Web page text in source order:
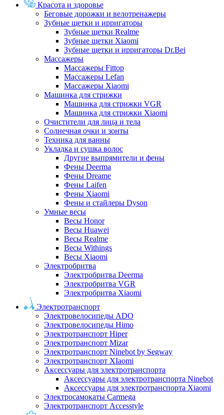
Красота и здоровье
Беговые дорожки и велотренажеры
Зубные щетки и ирригаторы
Зубные щетки Realme
Зубные щетки Xiaomi
Зубные щетки и ирригаторы Dr.Bei
Массажеры
Массажеры Fittop
Массажеры Lefan
Массажеры Xiaomi
Машинка для стрижки
Машинка для стрижки VGR
Машинка для стрижки Xiaomi
Очистители для лица и тела
Солнечная очки и зонты
Техника для ванны
Укладка и сушка волос
Другие выпрямители и фены
Фены Deerma
Фены Dreame
Фены Laifen
Фены Xiaomi
Фены и стайлеры Dyson
Умные весы
Весы Honor
Весы Huawei
Весы Realme
Весы Withings
Весы Xiaomi
Электробритва
Электробритва Deerma
Электробритва VGR
Электробритва Xiaomi
Электротранспорт
Электровелосипеды ADO
Электровелосипеды Himo
Электротранспорт Hiper
Электротранспорт Mizar
Электротранспорт Ninebot by Segway
Электротранспорт XIaomi
Аксессуары для электротранспорта
Аксессуары для электротранспорта Ninebot
Аксессуары для электротранспорта Xiaomi
Электросамокаты Carmega
Электротранспорт Accesstyle